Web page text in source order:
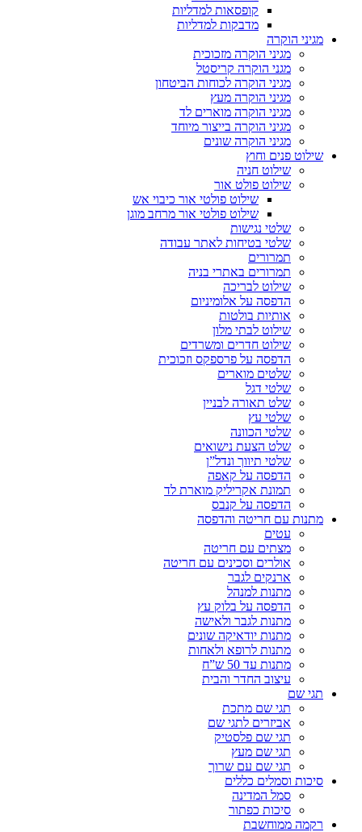
קופסאות למדליות
מדבקות למדליות
מגיני הוקרה
מגיני הוקרה מזכוכית
מגני הוקרה קריסטל
מגיני הוקרה לכוחות הביטחון
מגיני הוקרה מעץ
מגיני הוקרה מוארים לד
מגיני הוקרה בייצור מיוחד
מגיני הוקרה שונים
שילוט פנים וחוץ
שילוט חניה
שילוט פולט אור
שילוט פולטי אור כיבוי אש
שילוט פולטי אור מרחב מוגן
שלטי נגישות
שלטי בטיחות לאתר עבודה
תמרורים
תמרורים באתרי בניה
שילוט לבריכה
הדפסה על אלומיניום
אותיות בולטות
שילוט לבתי מלון
שילוט חדרים ומשרדים
הדפסה על פרספקס וזכוכית
שלטים מוארים
שלטי דגל
שלט תאורה לבניין
שלטי עץ
שלטי הכוונה
שלט הצעת נישואים
שלטי תיווך ונדל”ן
הדפסה על קאפה
תמונת אקריליק מוארת לד
הדפסה על קנבס
מתנות עם חריטה והדפסה
עטים
מצתים עם חריטה
אולרים וסכינים עם חריטה
ארנקים לגבר
מתנות למנהל
הדפסה על בלוק עץ
מתנות לגבר ולאישה
מתנות יודאיקה שונים
מתנות לרופא ולאחות
מתנות עד 50 ש”ח
עיצוב החדר והבית
תגי שם
תגי שם מתכת
אביזרים לתגי שם
תגי שם פלסטיק
תגי שם מעץ
תגי שם עם שרוך
סיכות וסמלים כללים
סמל המדינה
סיכות כפתור
רקמה ממוחשבת